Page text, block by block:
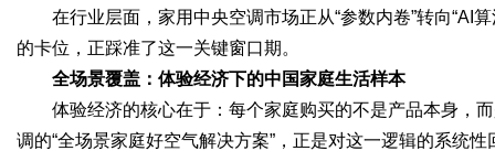
在行业层面，家用中央空调市场正从“参数内卷”转向“AI
的卡位，正踩准了这一关键窗口期。
全场景覆盖：体验经济下的中国家庭生活样本
体验经济的核心在于：每个家庭购买的不是产品本身，
调的“全场景家庭好空气解决方案”，正是对这一逻辑的系统性